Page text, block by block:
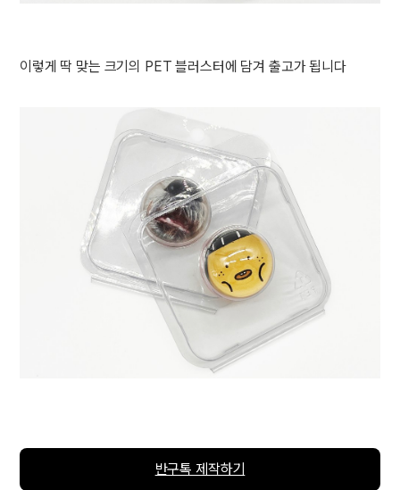
이렇게 딱 맞는 크기의 PET 블러스터에 담겨 출고가 됩니다
반구톡 제작하기